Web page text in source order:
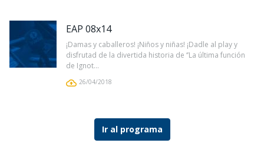
EAP 08x14
¡Damas y caballeros! ¡Niños y niñas! ¡Dadle al play y
disfrutad de la divertida historia de ‘’La última función
de Ignot...
26/04/2018
Ir al programa